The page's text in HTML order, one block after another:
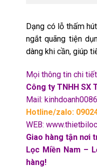
Dạng có lỗ thấm
ngắt quãng tiện
dàng khi cần, giúp
Mọi thông tin chi
Công ty TNHH SX
Mail:
Hotline/zalo:
WEB:
Giao hàng tận nơi
Lọc Miền Nam –
hàng!